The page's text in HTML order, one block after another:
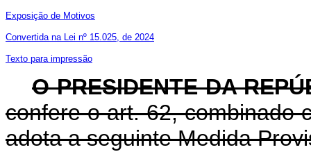
Exposição de Motivos
Convertida na Lei nº 15.025, de 2024
Texto para impressão
O PRESIDENTE DA
confere o art. 62, combinado
adota a seguinte Medida